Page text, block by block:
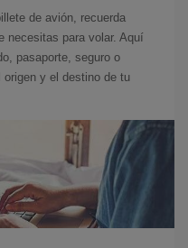
de avión, recuerda
necesitas para volar. Aquí
pasaporte, seguro o
y el destino de tu